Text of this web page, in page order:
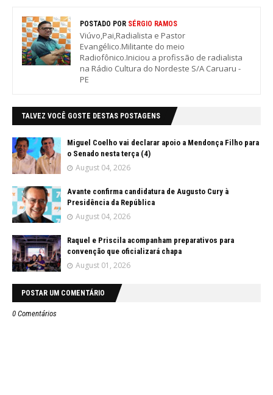
POSTADO POR SÉRGIO RAMOS
Viúvo,Pai,Radialista e Pastor
Evangélico.Militante do meio
Radiofônico.Iniciou a profissão de radialista
na Rádio Cultura do Nordeste S/A Caruaru -
PE
TALVEZ VOCÊ GOSTE DESTAS POSTAGENS
Miguel Coelho vai declarar apoio a Mendonça Filho para
o Senado nesta terça (4)
August 04, 2026
Avante confirma candidatura de Augusto Cury à
Presidência da República
August 04, 2026
Raquel e Priscila acompanham preparativos para
convenção que oficializará chapa
August 01, 2026
POSTAR UM COMENTÁRIO
0 Comentários